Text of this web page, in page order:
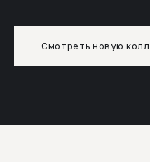
Смотреть новую